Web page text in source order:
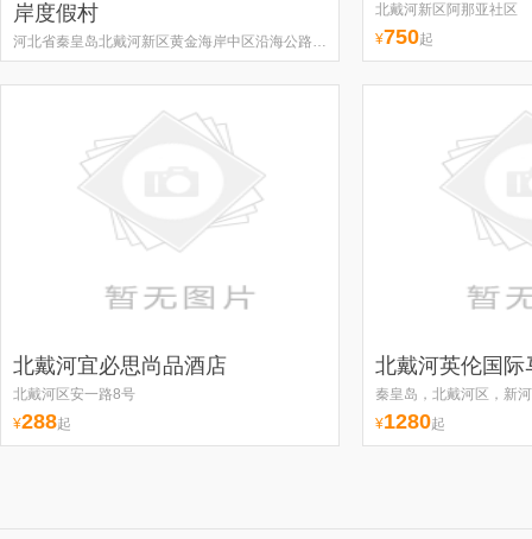
岸度假村
河北省秦皇岛北戴河新区黄金海岸中区沿海公路东侧阿那亚社区
北戴河新区阿那亚社区
¥750起
北戴河宜必思尚品酒店
北戴河区安一路8号
¥288起
北戴河英伦国
秦皇岛，北戴河区，新
¥1280起